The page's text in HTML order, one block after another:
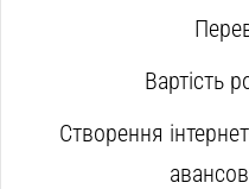
Вартість
Створення